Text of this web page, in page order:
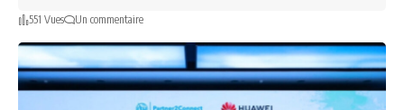
551 Vues Un commentaire